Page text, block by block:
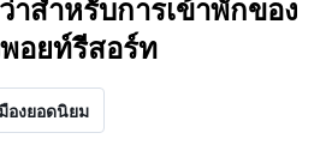
สำหรับการเข้าพักของ
อยท์รีสอร์ท
องยอดนิยม